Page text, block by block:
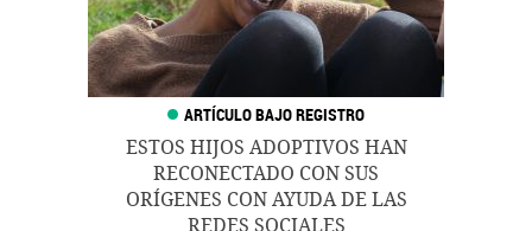
ESTOS HIJOS ADOPTIVOS HAN
RECONECTADO CON SUS
ORÍGENES CON AYUDA DE LAS
REDES SOCIALES